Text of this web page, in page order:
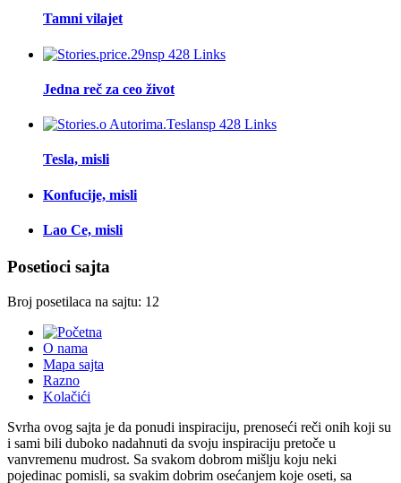
Tamni vilajet
Jedna reč za ceo život
Tesla, misli
Konfucije, misli
Lao Ce, misli
Posetioci sajta
Broj posetilaca na sajtu: 12
O nama
Mapa sajta
Razno
Kolačići
Svrha ovog sajta je da ponudi inspiraciju, prenoseći reči onih koji su
i sami bili duboko nadahnuti da svoju inspiraciju pretoče u
vanvremenu mudrost. Sa svakom dobrom mišlju koju neki
pojedinac pomisli, sa svakim dobrim osećanjem koje oseti, sa